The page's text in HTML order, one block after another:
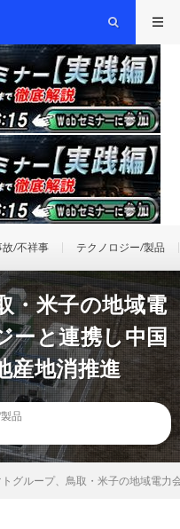
故/不祥事 テクノロジー/製品
・米子の地域電
ーと連携し中国
産地消推進
品
トグループ、鳥取・米子の地域電力